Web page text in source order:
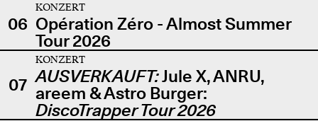
06
KONZERT
Opération Zéro - Almost Summer
Tour 2026
07
KONZERT
AUSVERKAUFT:Jule X, ANRU,
areem & Astro Burger:
DiscoTrapper Tour 2026